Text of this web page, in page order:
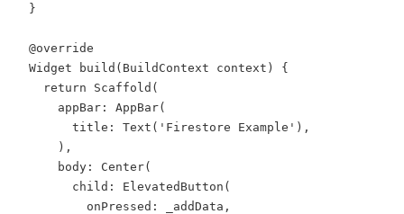
  }
@override
Widget
build ( BuildContext context) {
return
Scaffold (
      appBar:
AppBar(
        title:
Text ( 'Firestore Example' ),
      ),
      body:
Center(
        child:
ElevatedButton (
          onPressed: _addData,